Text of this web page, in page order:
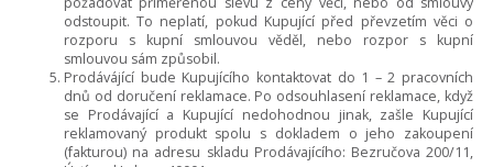
odstoupit. To neplatí, pokud Kupující před převzetím věci o
rozporu s kupní smlouvou věděl, nebo rozpor s kupní
smlouvou sám způsobil.
Prodávájící bude Kupujícího kontaktovat do 1 – 2 pracovních
dnů od doručení reklamace. Po odsouhlasení reklamace, když
se Prodávající a Kupující nedohodnou jinak, zašle Kupující
reklamovaný produkt spolu s dokladem o jeho zakoupení
(fakturou) na adresu skladu Prodávajícího: Bezručova 200/11,